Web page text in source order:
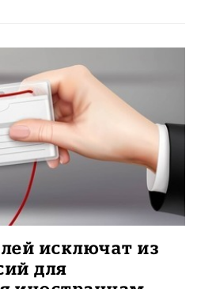
исключат из
для